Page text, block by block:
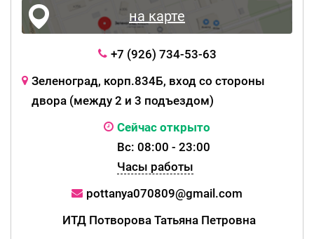
на карте
+7 (926) 734-53-63
Зеленоград, корп.834Б, вход со стороны
двора (между 2 и 3 подъездом)
Сейчас открыто
Вс: 08:00 - 23:00
Часы работы
pottanya070809@gmail.com
ИТД Потворова Татьяна Петровна